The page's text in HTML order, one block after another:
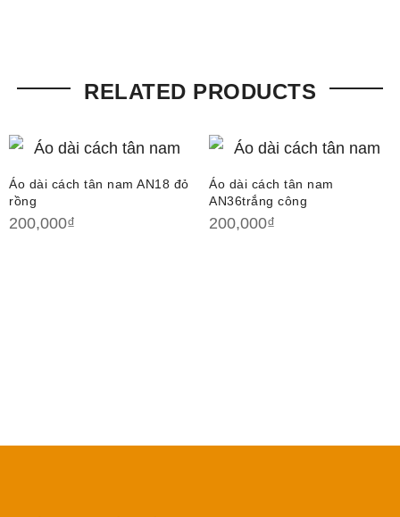
RELATED PRODUCTS
Áo dài cách tân nam AN18 đỏ
rồng
200,000₫
Áo dài cách tân nam
AN36trắng công
200,000₫